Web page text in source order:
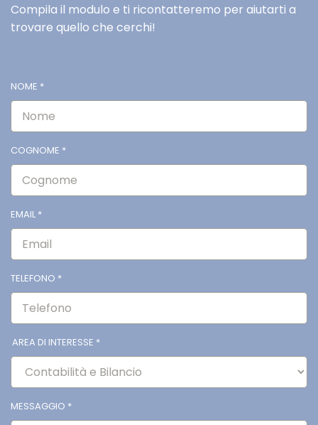
Compila il modulo e ti ricontatteremo per aiutarti a
trovare quello che cerchi!
NOME *
COGNOME *
EMAIL *
TELEFONO *
AREA DI INTERESSE *
MESSAGGIO *